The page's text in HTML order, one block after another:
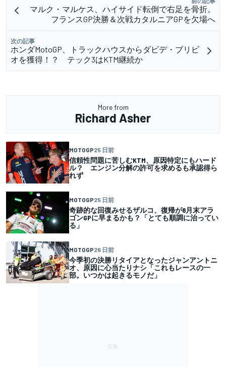
マルク・マルケス、ハイサイド転倒で右足を骨折。
フランスGP決勝＆次戦カタルニアGPを欠場へ
次の記事
ホンダMotoGP、トラックハウスからダビデ・ブリビ
オを獲得！？ テック3はKTM継続か
More from
Richard Asher
MOTOGP25 日前
信頼性問題に苦しむKTM、原因特定にもハード
ル？ エンジン分解の許可を求めるも承認得ら
れず
MOTOGP25 日前
奇跡的な回復みせるザルコ、復帰が8月末アラ
ゴンGPに早まるかも？「とても順調に治ってい
る」
MOTOGP26 日前
今季初の決勝リタイアとなったジャンアントニ
オ、原因に心当たりナシ「これもレースの一
部。いつかは起きるモノだ」